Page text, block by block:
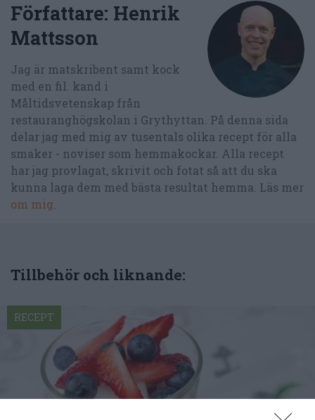
Författare: Henrik
Mattsson
Jag är matskribent samt kock
med en fil. kand i
Måltidsvetenskap från
restauranghögskolan i Grythyttan. På denna sida
delar jag med mig av tusentals olika recept för alla
smaker - noviser som hemmakockar. Alla recept
har jag provlagat, skrivit och fotat så att du ska
kunna laga dem med bästa resultat hemma. Läs mer
om mig
Tillbehör och liknande:
RECEPT